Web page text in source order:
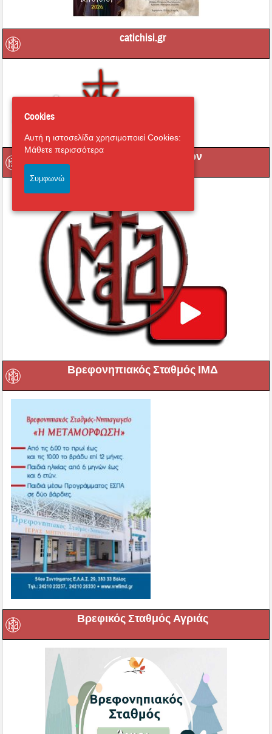
catichisi.gr
Μετάδοση Ακολουθιών
Βρεφονηπιακός Σταθμός ΙΜΔ
Βρεφικός Σταθμός Αγριάς
Cookies
Αυτή η ιστοσελίδα χρησιμοποιεί Cookies:
Μάθετε περισσότερα
Συμφωνώ